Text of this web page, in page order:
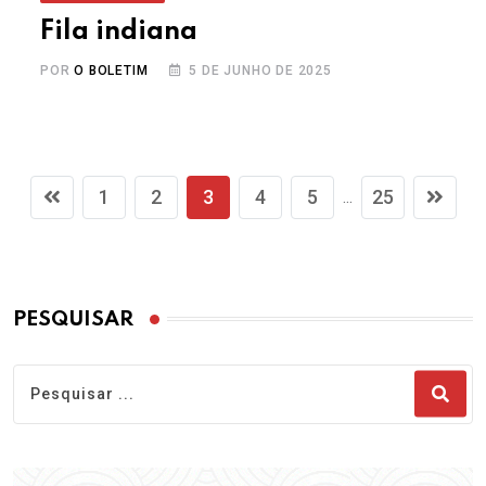
Fila indiana
PORO BOLETIM 5 DE JUNHO DE 2025
1 2 3 4 5 ... 25
PESQUISAR